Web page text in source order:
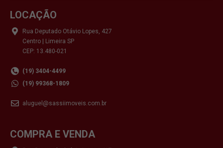
LOCAÇÃO
Rua Deputado Otávio Lopes, 427
Centro | Limeira SP
CEP: 13.480-021
(19) 3404-4499
(19) 99368-1809
aluguel@sassiimoveis.com.br
COMPRA E VENDA